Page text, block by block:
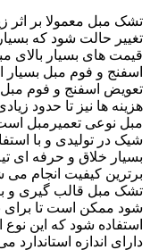
تشک مبل معمولا بر اثر
تغییر حالت شود که
قیمت های بسیار بالای
اسفنج و فوم مبل بسیار
تعویض اسفنج و فوم
هزینه ها نیز تا حدود
مبل نوعی تعمیرمبل
شیک در تولیدی و با
بسیار خلاق و حرفه ای
برترین کیفیت انجام
تشک مبل قالب گیری و
شود ممکن است تا برای
استفاده شود که این
دارای اندازه استاندارد